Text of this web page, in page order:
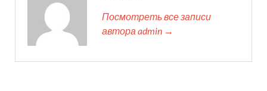
Посмотреть все записи
автора admin →